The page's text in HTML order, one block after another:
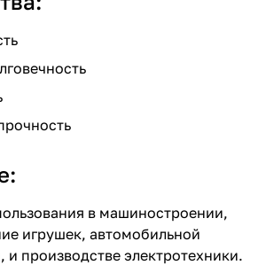
в машиностроении,
игрушек, автомобильной
производстве электротехники.